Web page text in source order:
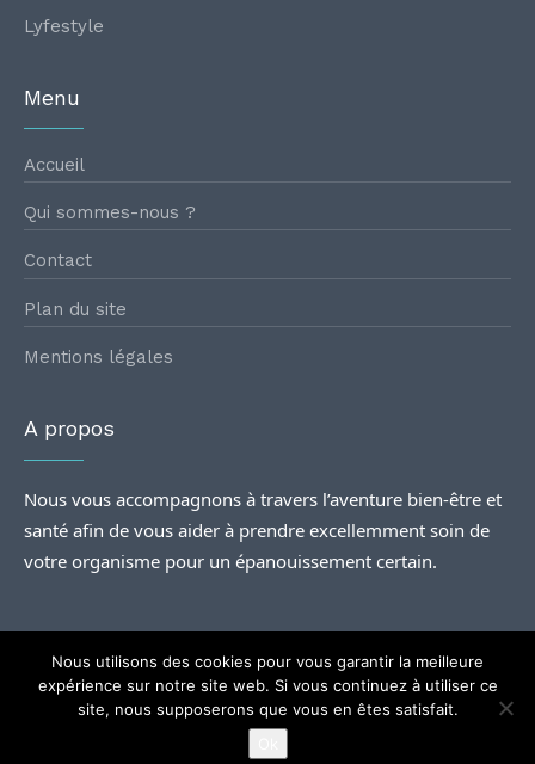
Lyfestyle
Menu
Accueil
Qui sommes-nous ?
Contact
Plan du site
Mentions légales
A propos
Nous vous accompagnons à travers l’aventure bien-être et
santé afin de vous aider à prendre excellemment soin de
votre organisme pour un épanouissement certain.
Rencontres santé | Tous droits Réservés.
Nous utilisons des cookies pour vous garantir la meilleure
expérience sur notre site web. Si vous continuez à utiliser ce
site, nous supposerons que vous en êtes satisfait.